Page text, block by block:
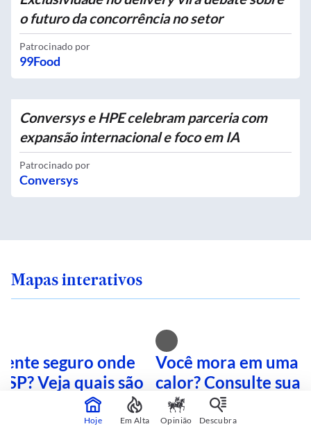
o futuro da concorrência no setor
Patrocinado por
99Food
Conversys e HPE celebram parceria com
expansão internacional e foco em IA
Patrocinado por
Conversys
Mapas interativos
seguro onde
SP? Veja quais são
perigosas
Você mora em uma
calor? Consulte sua
mapa interativo
Hoje Em Alta Opinião Descubra